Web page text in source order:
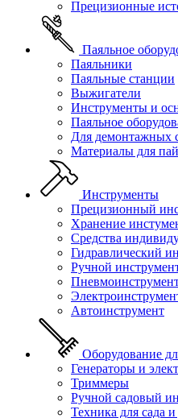
Прецизионные
Паяльное
Паяльники
Паяльные станции
Выжигатели
Инструменты и
Паяльное
Для демонтажных
Материалы для
Инструменты
Прецизионный
Хранение
Средства
Гидравлический
Ручной
Автоинструмент
Оборудование
Генераторы и
Триммеры
Ручной садовый
Техника для сада и